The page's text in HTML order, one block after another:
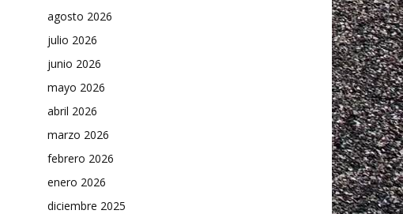
agosto 2026
julio 2026
junio 2026
mayo 2026
abril 2026
marzo 2026
febrero 2026
enero 2026
diciembre 2025